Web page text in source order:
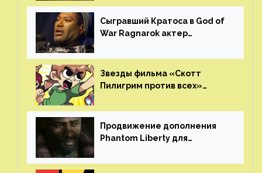
GamesVoice показала первые
результаты своего труда
Сыгравший Кратоса в God of
War Ragnarok актер
игроков прекратить
консольные войны
Звезды фильма «Скотт
Пилигрим против всех»
аниме от Netflix
Продвижение дополнения
Phantom Liberty для
июне